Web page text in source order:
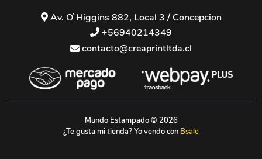
Av. O`Higgins 882, Local 3 / Concepcion
+56940214349
contacto@creaprintltda.cl
Mundo Estampado © 2026
¿Te gusta mi tienda? Yo vendo con Bsale